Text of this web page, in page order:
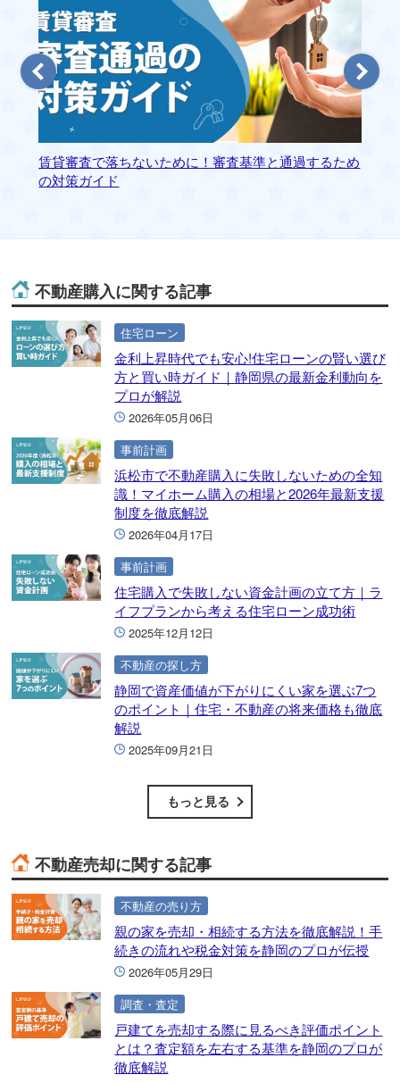
賃貸審査で落ちないために！審査基準と通過するため
の対策ガイド
不動産購入に関する記事
住宅ローン
金利上昇時代でも安心!住宅ローンの賢い選び
方と買い時ガイド｜静岡県の最新金利動向を
プロが解説
2026年05月06日
事前計画
浜松市で不動産購入に失敗しないための全知
識！マイホーム購入の相場と2026年最新支援
制度を徹底解説
2026年04月17日
事前計画
住宅購入で失敗しない資金計画の立て方｜ラ
イフプランから考える住宅ローン成功術
2025年12月12日
不動産の探し方
静岡で資産価値が下がりにくい家を選ぶ7つ
のポイント｜住宅・不動産の将来価格も徹底
解説
2025年09月21日
もっと見る
不動産売却に関する記事
不動産の売り方
親の家を売却・相続する方法を徹底解説！手
続きの流れや税金対策を静岡のプロが伝授
2026年05月29日
調査・査定
戸建てを売却する際に見るべき評価ポイント
とは？査定額を左右する基準を静岡のプロが
徹底解説